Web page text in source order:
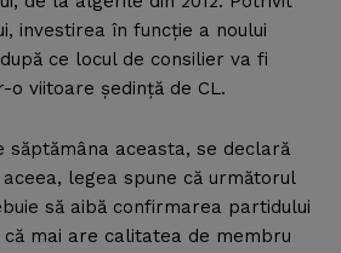
investirea în funcţie a noului
ce locul de consilier va fi
viitoare şedinţă de CL.
săptămâna aceasta, se declară
legea spune că următorul
să aibă confirmarea partidului
mai are calitatea de membru